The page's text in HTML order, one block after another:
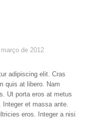
de 2012
adipiscing elit. Cras
quis at libero. Nam
Ut porta eros at metus
et massa ante.
eros. Integer a nisi